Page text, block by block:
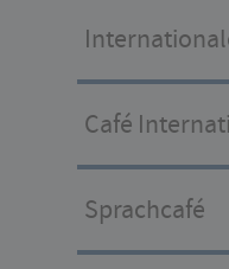
Café
Sprachcafé